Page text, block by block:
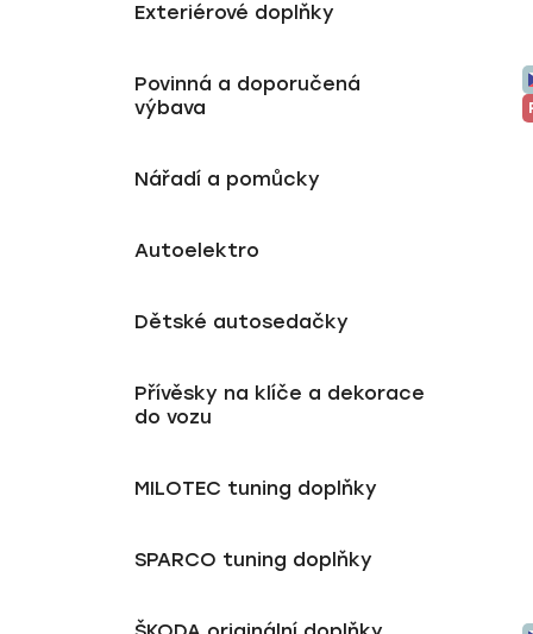
Exteriérové doplňky
Povinná a doporučená
výbava
Nářadí a pomůcky
Autoelektro
Dětské autosedačky
Přívěsky na klíče a dekorace
do vozu
MILOTEC tuning doplňky
SPARCO tuning doplňky